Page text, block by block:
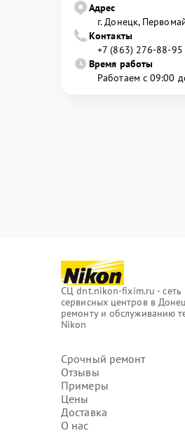
Адрес
г. Донецк,
Контакты
+7 (863) 276-88-95
Время работы
Работаем с 09:00
СЦ dnt.nikon-fixim.ru - сеть
сервисных центров в
ремонту и обслуживанию
Nikon
Срочный ремонт
Отзывы
Примеры
Цены
Доставка
О нас